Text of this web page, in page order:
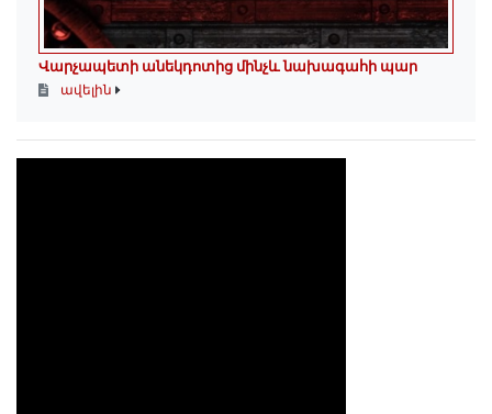
Վարչապետի անեկդոտից մինչև նախագահի պար
ավելին